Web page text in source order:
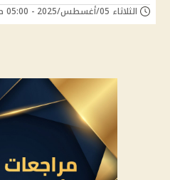
الثلاثاء 05/أغسطس/2025 - 05:00 ص